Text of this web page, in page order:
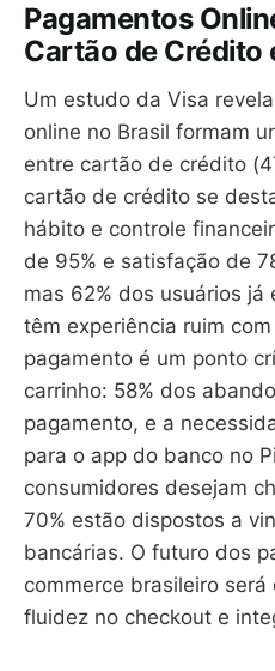
Pagamentos
Cartão de Crédito
Um estudo da Visa
online no Brasil formam
entre cartão de crédito
cartão de crédito se
hábito e controle
de 95% e satisfação de
mas 62% dos usuários
têm experiência ruim
pagamento é um ponto
carrinho: 58% dos
pagamento, e a
para o app do banco no
consumidores desejam
70% estão dispostos a
bancárias. O futuro dos
commerce brasileiro
fluidez no checkout e